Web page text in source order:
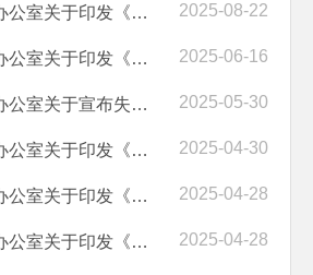
保山市人民政府办公室关于印发《保山市推进第三轮爱国卫生“7个专项行动... 2025-08-22
保山市人民政府办公室关于印发《保山市 2025年提振消费专项行动方案》的... 2025-06-16
保山市人民政府办公室关于宣布失效 《保山市建立非警务类报警求助联动处... 2025-05-30
保山市人民政府办公室关于印发《保山市自然灾害救助应急预案》的通知 2025-04-30
保山市人民政府办公室关于印发《保山市 全面推行“综合查一次”严格规范... 2025-04-28
保山市人民政府办公室关于印发《保山市物业管理实施办法》的通知 2025-04-28